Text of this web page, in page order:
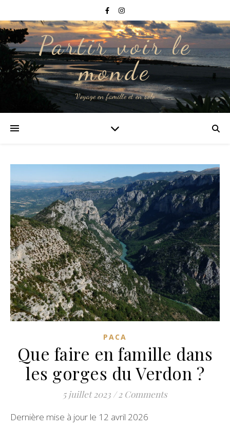
Partir voir le
monde
Voyage en famille et en solo
PACA
Que faire en famille dans
les gorges du Verdon ?
5 juillet 2023 / 2 Comments
Dernière mise à jour le 12 avril 2026